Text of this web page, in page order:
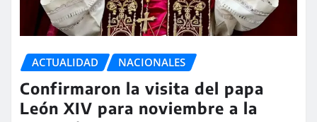
ACTUALIDAD NACIONALES
Confirmaron la visita del papa
León XIV para noviembre a la